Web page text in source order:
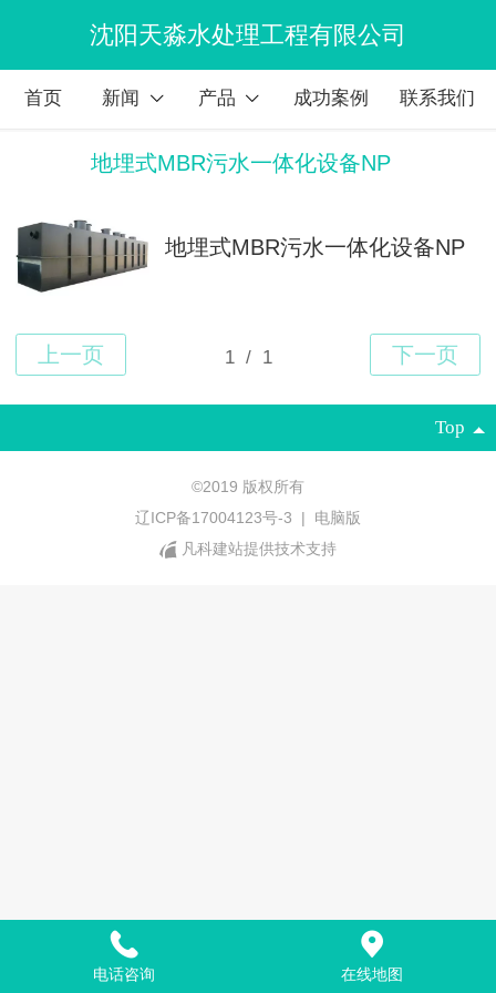
沈阳天淼水处理工程有限公司
首页 新闻 产品 成功案例 联系我们
地埋式MBR污水一体化设备NP
地埋式MBR污水一体化设备NP
Top
©2019 版权所有
辽ICP备17004123号-3
|
电脑版
凡科建站提供技术支持
电话咨询 在线地图